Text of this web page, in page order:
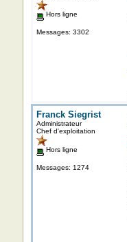
Hors ligne
Messages: 3302
Franck Siegrist
Administrateur
Chef d'exploitation
Hors ligne
Messages: 1274